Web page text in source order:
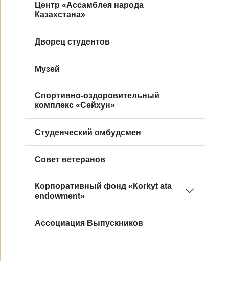
Центр «Ассамблея народа
Казахстана»
Дворец студентов
Музей
Спортивно-оздоровительный
комплекс «Сейхун»
Студенческий омбудсмен
Совет ветеранов
Корпоративный фонд «Кorkyt ata
endowment»
Ассоциация Выпускников